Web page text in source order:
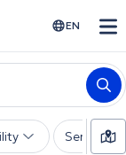
EN
Services